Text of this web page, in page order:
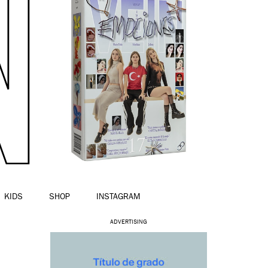
KIDS SHOP INSTAGRAM
ADVERTISING